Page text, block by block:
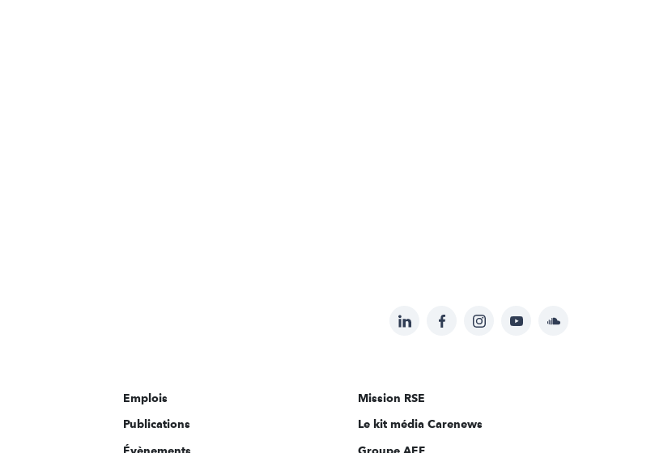
Suivez-
sur:
LinkedInFacebookInstagramYouTubeSoundcloud
Emplois
Publications
Mission RSE
Le kit média Carenews